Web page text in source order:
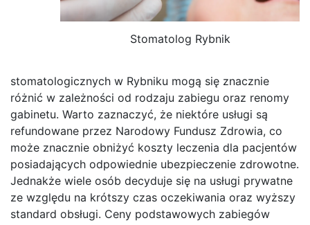
Stomatolog Rybnik
stomatologicznych w Rybniku mogą się znacznie
różnić w zależności od rodzaju zabiegu oraz renomy
gabinetu. Warto zaznaczyć, że niektóre usługi są
refundowane przez Narodowy Fundusz Zdrowia, co
może znacznie obniżyć koszty leczenia dla pacjentów
posiadających odpowiednie ubezpieczenie zdrowotne.
Jednakże wiele osób decyduje się na usługi prywatne
ze względu na krótszy czas oczekiwania oraz wyższy
standard obsługi. Ceny podstawowych zabiegów